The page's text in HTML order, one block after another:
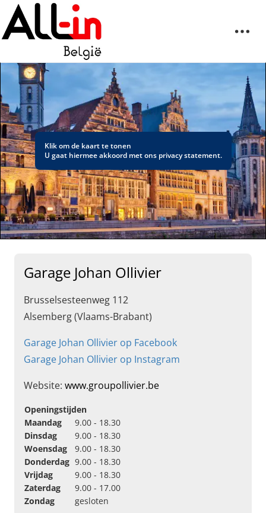
Klik om de kaart te tonen
U gaat hiermee akkoord met ons privacy statement.
Garage Johan Ollivier
Brusselsesteenweg 112
Alsemberg (Vlaams-Brabant)
Garage Johan Ollivier op Facebook
Garage Johan Ollivier op Instagram
Website: www.groupollivier.be
Openingstijden
Maandag
9.00 - 18.30
Dinsdag
9.00 - 18.30
Woensdag
9.00 - 18.30
Donderdag 9.00 - 18.30
Vrijdag
9.00 - 18.30
Zaterdag
9.00 - 17.00
Zondag
gesloten